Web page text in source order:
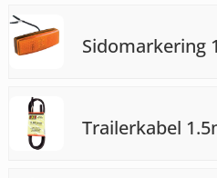
Sidomarkering
Trailerkabel